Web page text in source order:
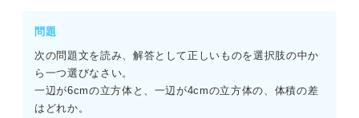
問題
次の問題文を読み、解答として正しいものを選択肢の中か
ら一つ選びなさい。
一辺が6cmの立方体と、一辺が4cmの立方体の、体積の差
はどれか。